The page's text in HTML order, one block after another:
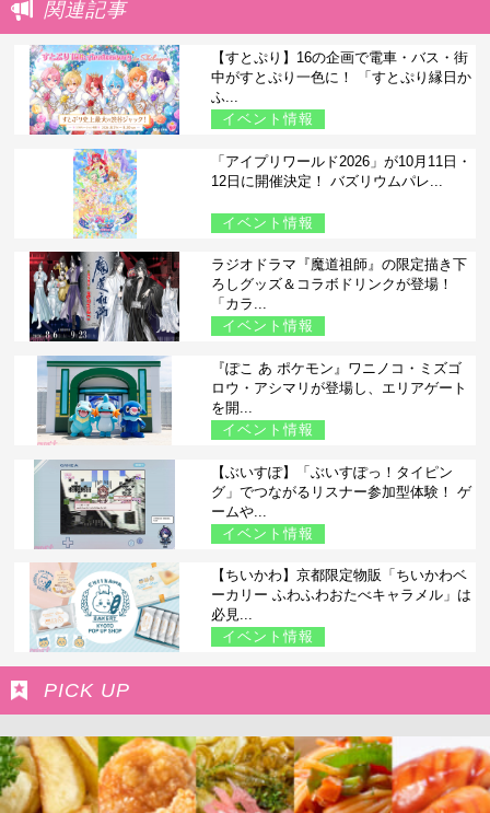
関連記事
【すとぷり】16の企画で電車・バス・街
中がすとぷり一色に！ 「すとぷり縁日か
ふ...
イベント情報
「アイプリワールド2026」が10月11日・
12日に開催決定！ バズリウムパレ...
イベント情報
ラジオドラマ『魔道祖師』の限定描き下
ろしグッズ＆コラボドリンクが登場！
「カラ...
イベント情報
『ぽこ あ ポケモン』ワニノコ・ミズゴ
ロウ・アシマリが登場し、エリアゲート
を開...
イベント情報
【ぶいすぽ】「ぶいすぽっ！タイピン
グ」でつながるリスナー参加型体験！ ゲ
ームや...
イベント情報
【ちいかわ】京都限定物販「ちいかわベ
ーカリー ふわふわおたべキャラメル」は
必見...
イベント情報
PICK UP